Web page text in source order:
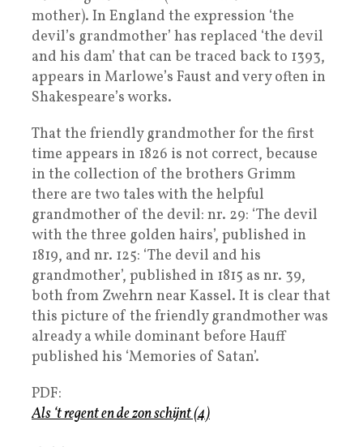
mother). In England the expression ‘the
devil’s grandmother’ has replaced ‘the devil
and his dam’ that can be traced back to 1393,
appears in Marlowe’s Faust and very often in
Shakespeare’s works.
That the friendly grandmother for the first
time appears in 1826 is not correct, because
in the collection of the brothers Grimm
there are two tales with the helpful
grandmother of the devil: nr. 29: ‘The devil
with the three golden hairs’, published in
1819, and nr. 125: ‘The devil and his
grandmother’, published in 1815 as nr. 39,
both from Zwehrn near Kassel. It is clear that
this picture of the friendly grandmother was
already a while dominant before Hauff
published his ‘Memories of Satan’.
PDF:
Als ‘t regent en de zon schijnt (4)